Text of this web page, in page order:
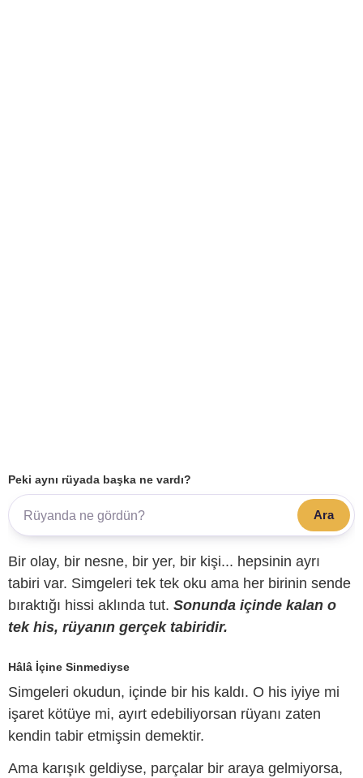
Peki aynı rüyada başka ne vardı?
Ara
Bir olay, bir nesne, bir yer, bir kişi... hepsinin ayrı
tabiri var. Simgeleri tek tek oku ama her birinin sende
bıraktığı hissi aklında tut. Sonunda içinde kalan o
tek his, rüyanın gerçek tabiridir.
Hâlâ İçine Sinmediyse
Simgeleri okudun, içinde bir his kaldı. O his iyiye mi
işaret kötüye mi, ayırt edebiliyorsan rüyanı zaten
kendin tabir etmişsin demektir.
Ama karışık geldiyse, parçalar bir araya gelmiyorsa,